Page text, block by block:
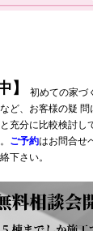
】
初めての家づ
ど、お客様の疑
充分に比較検討し
ご予約はお問合せ
下さい。